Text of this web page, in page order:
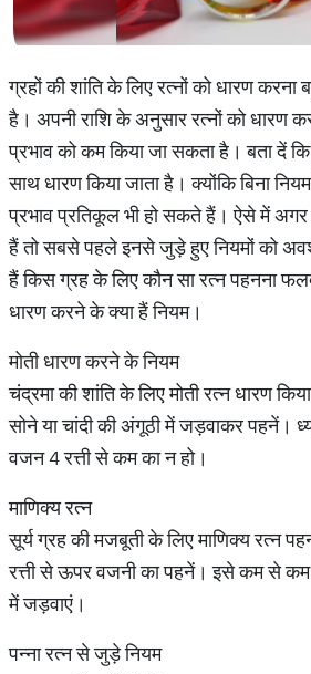
ग्रहों की शांति के लिए रत्नों को धारण करना
है। अपनी राशि के अनुसार रत्नों को धारण
प्रभाव को कम किया जा सकता है। बता दें
साथ धारण किया जाता है। क्योंकि बिना
प्रभाव प्रतिकूल भी हो सकते हैं। ऐसे में
हैं तो सबसे पहले इनसे जुड़े हुए नियमों को
हैं किस ग्रह के लिए कौन सा रत्न पहनना
धारण करने के क्या हैं नियम।
मोती धारण करने के नियम
चंद्रमा की शांति के लिए मोती रत्न धारण
सोने या चांदी की अंगूठी में जड़वाकर पहनें।
वजन 4 रत्ती से कम का न हो।
माणिक्य रत्न
सूर्य ग्रह की मजबूती के लिए माणिक्य रत्न
रत्ती से ऊपर वजनी का पहनें। इसे कम से कम
में जड़वाएं।
पन्ना रत्न से जुड़े नियम